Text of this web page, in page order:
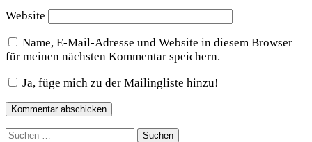
Website
Name, E-Mail-Adresse und Website in diesem Browser
für meinen nächsten Kommentar speichern.
Ja, füge mich zu der Mailingliste hinzu!
Suchen